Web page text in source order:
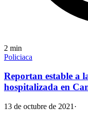
2 min
Policiaca
Reportan estable a
hospitalizada en
13 de octubre de 2021 ·